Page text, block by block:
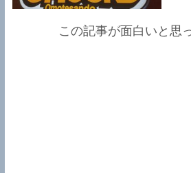
この記事が面白いと思